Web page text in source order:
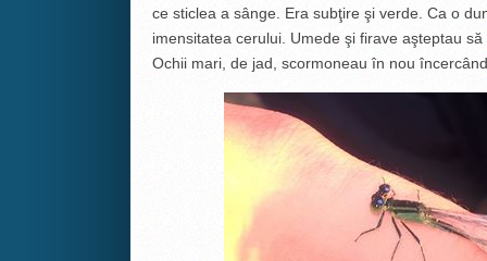
ce sticlea a sânge. Era subţire şi verde. Ca o
imensitatea cerului. Umede şi firave aşteptau
Ochii mari, de jad, scormoneau în nou